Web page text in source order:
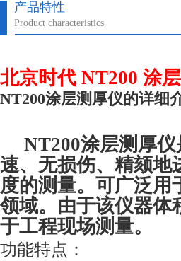
产品特性
Product characteristics
北京时代 NT200 涂
NT200涂层测厚仪的详细
NT200涂层测厚仪
速、无损伤、精颏地
度的测量。可广泛用
领域。由于该仪器体
于工程现场测量。
功能特点：